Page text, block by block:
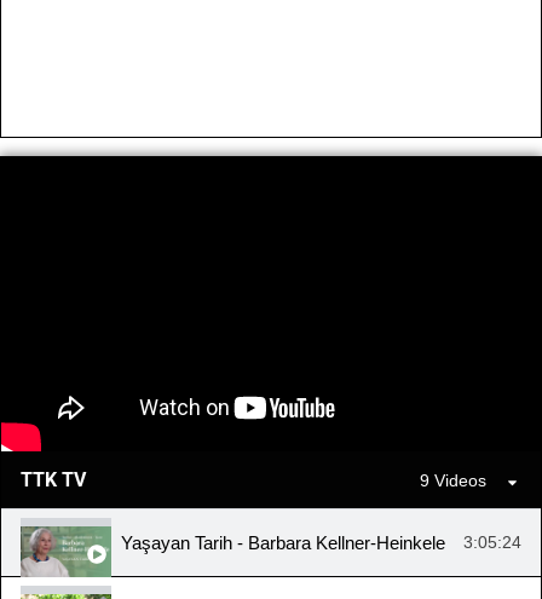
TTK TV 9 Videos
Yaşayan Tarih - Barbara Kellner-Heinkele 3:05:24